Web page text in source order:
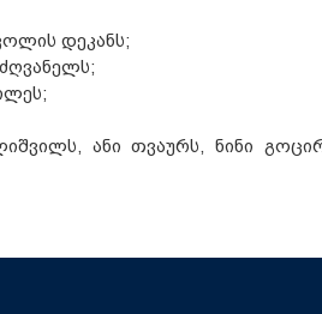
დეკანს;
ანი თვაურს, ნინი